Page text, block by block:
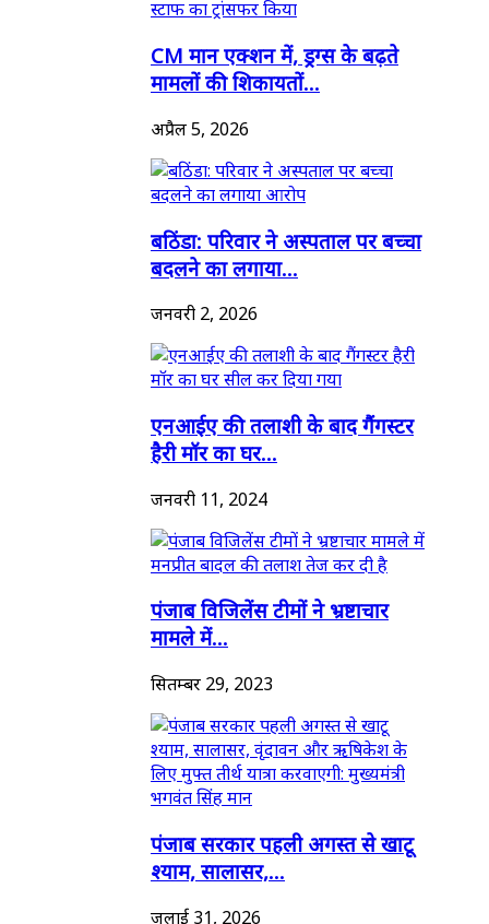
CM मान एक्शन में, ड्रग्स के बढ़ते
मामलों की शिकायतों...
अप्रैल 5, 2026
बठिंडा: परिवार ने अस्पताल पर बच्चा
बदलने का लगाया...
जनवरी 2, 2026
एनआईए की तलाशी के बाद गैंगस्टर
हैरी मॉर का घर...
जनवरी 11, 2024
पंजाब विजिलेंस टीमों ने भ्रष्टाचार
मामले में...
सितम्बर 29, 2023
पंजाब सरकार पहली अगस्त से खाटू
श्याम, सालासर,...
जुलाई 31, 2026